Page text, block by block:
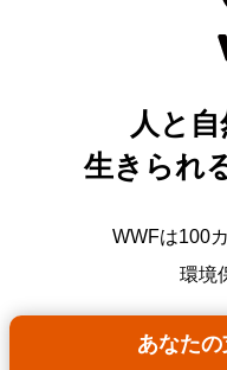
あなたの
人と
生きられ
WWFは100
環境